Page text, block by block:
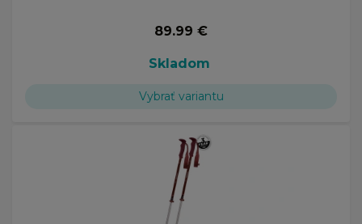
89.99 €
Skladom
Vybrať variantu